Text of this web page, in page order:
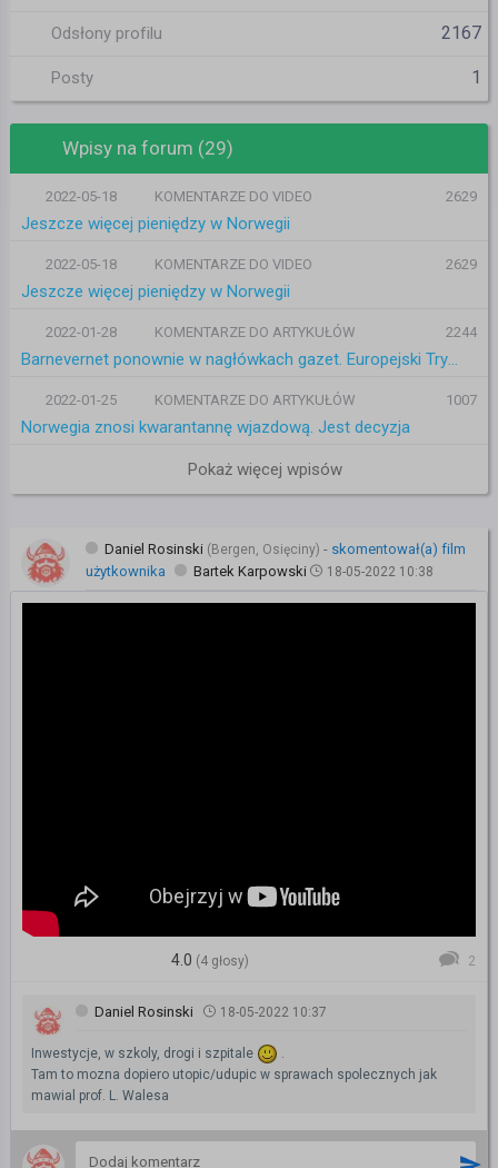
Odsłony profilu 2167
Posty 1
Wpisy na forum (29)
2022-05-18 KOMENTARZE DO VIDEO 2629
Jeszcze więcej pieniędzy w Norwegii
2022-05-18 KOMENTARZE DO VIDEO 2629
Jeszcze więcej pieniędzy w Norwegii
2022-01-28 KOMENTARZE DO ARTYKUŁÓW 2244
Barnevernet ponownie w nagłówkach gazet. Europejski Trybunał Praw Człowieka wydał kolejne wyroki
2022-01-25 KOMENTARZE DO ARTYKUŁÓW 1007
Norwegia znosi kwarantannę wjazdową. Jest decyzja
Pokaż więcej wpisów
Daniel Rosinski (Bergen, Osięciny) - skomentował(a) film
użytkownika
Bartek Karpowski 18-05-2022 10:38
4.0 (4 głosy) 2
Daniel Rosinski 18-05-2022 10:37
Inwestycje, w szkoly, drogi i szpitale
.
Tam to mozna dopiero utopic/udupic w sprawach spolecznych jak
mawial prof. L. Walesa